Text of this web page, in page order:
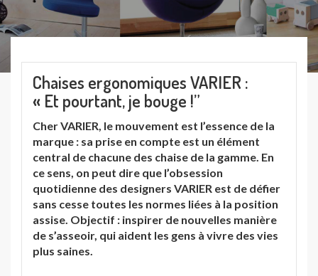
Chaises ergonomiques VARIER :
« Et pourtant, je bouge !”
Cher VARIER, le mouvement est l’essence de la
marque : sa prise en compte est un élément
central de chacune des chaise de la gamme. En
ce sens, on peut dire que l’obsession
quotidienne des designers VARIER est de défier
sans cesse toutes les normes liées à la position
assise. Objectif : inspirer de nouvelles manière
de s’asseoir, qui aident les gens à vivre des vies
plus saines.